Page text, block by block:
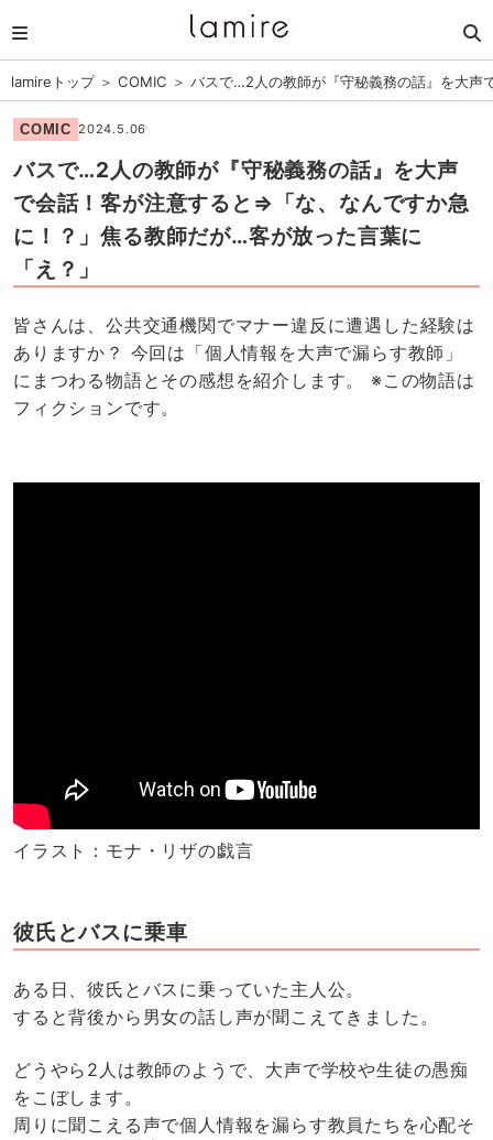
lamireトップ＞ COMIC ＞ バスで…2人の教師が『守秘義務の話』を大声
COMIC 2024.5.06
バスで…2人の教師が『守秘義務の話』を大声
で会話！客が注意すると⇒「な、なんですか急
に！？」焦る教師だが…客が放った言葉に
「え？」
皆さんは、公共交通機関でマナー違反に遭遇した経験は
ありますか？ 今回は「個人情報を大声で漏らす教師」
にまつわる物語とその感想を紹介します。 ※この物語は
フィクションです。
イラスト：モナ・リザの戯言
彼氏とバスに乗車
ある日、彼氏とバスに乗っていた主人公。
すると背後から男女の話し声が聞こえてきました。
どうやら2人は教師のようで、大声で学校や生徒の愚痴
をこぼします。
周りに聞こえる声で個人情報を漏らす教員たちを心配そ